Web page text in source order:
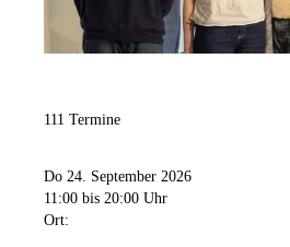
111 Termine
Do 24. September 2026
11:00 bis 20:00 Uhr
Ort: